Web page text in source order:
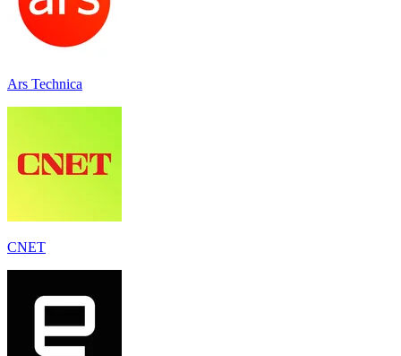
Ars Technica
CNET